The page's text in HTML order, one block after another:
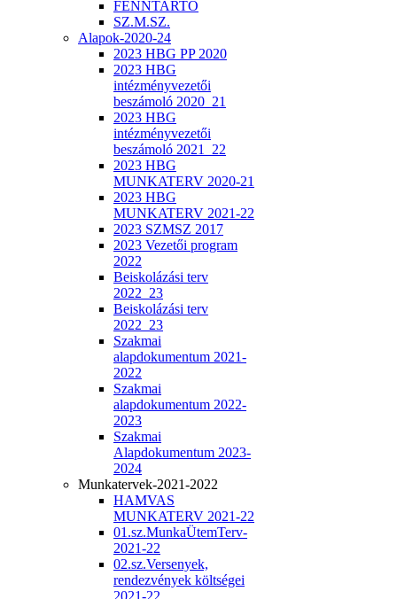
FENNTARTÓ
SZ.M.SZ.
Alapok-2020-24
2023 HBG PP 2020
2023 HBG
intézményvezetői
beszámoló 2020_21
2023 HBG
intézményvezetői
beszámoló 2021_22
2023 HBG
MUNKATERV 2020-21
2023 HBG
MUNKATERV 2021-22
2023 SZMSZ 2017
2023 Vezetői program
2022
Beiskolázási terv
2022_23
Beiskolázási terv
2022_23
Szakmai
alapdokumentum 2021-
2022
Szakmai
alapdokumentum 2022-
2023
Szakmai
Alapdokumentum 2023-
2024
Munkatervek-2021-2022
HAMVAS
MUNKATERV 2021-22
01.sz.MunkaÜtemTerv-
2021-22
02.sz.Versenyek,
rendezvények költségei